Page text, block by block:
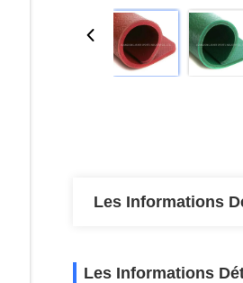
Les Informations
Les Informations